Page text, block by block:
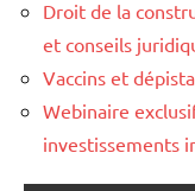
Droit de la
et conseils
Vaccins et
Webinaire
investissements